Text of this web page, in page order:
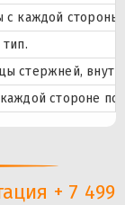
с каждой
стержней,
стороне
+ 7 499